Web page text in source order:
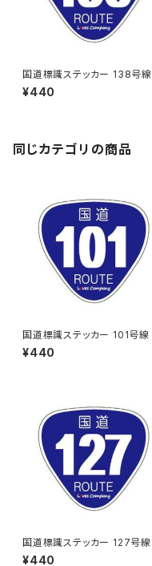
国道標識ステッカー 138号線
¥440
同じカテゴリの商品
国道標識ステッカー 101号線
¥440
国道標識ステッカー 127号線
¥440